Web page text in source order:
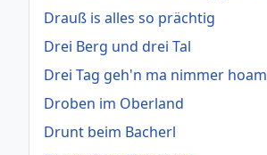
Drauß is alles so prächtig
Drei Berg und drei Tal
Drei Tag geh'n ma nimmer hoam
Droben im Oberland
Drunt beim Bacherl